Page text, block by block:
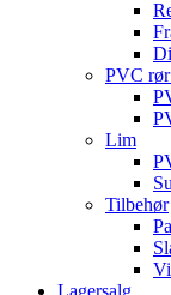
PVC
Lim
Tilbehør
Lagersalg